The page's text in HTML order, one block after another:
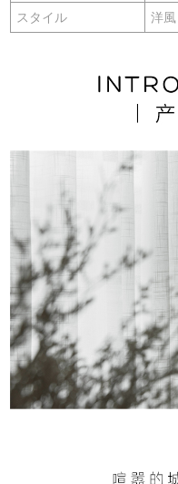
スタイル 洋風